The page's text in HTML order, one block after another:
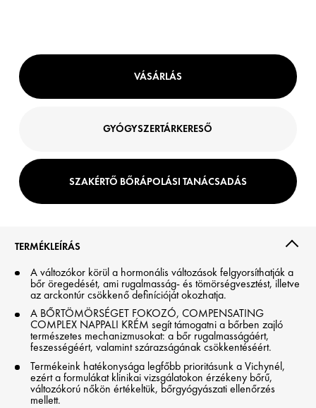
VÁSÁRLÁS
GYÓGYSZERTÁRKERESŐ
SZAKÉRTŐ BŐRÁPOLÁSI TANÁCSADÁS
TERMÉKLEÍRÁS
A változókor körül a hormonális változások felgyorsíthatják a
bőr öregedését, ami rugalmasság- és tömörségvesztést, illetve
az arckontúr csökkenő definícióját okozhatja.
A BŐRTÖMÖRSÉGET FOKOZÓ, COMPENSATING
COMPLEX NAPPALI KRÉM segít támogatni a bőrben zajló
természetes mechanizmusokat: a bőr rugalmasságáért,
feszességéért, valamint szárazságának csökkentéséért.
Termékeink hatékonysága legfőbb prioritásunk a Vichynél,
ezért a formulákat klinikai vizsgálatokon érzékeny bőrű,
változókorú nőkön értékeltük, bőrgyógyászati ellenőrzés
mellett.